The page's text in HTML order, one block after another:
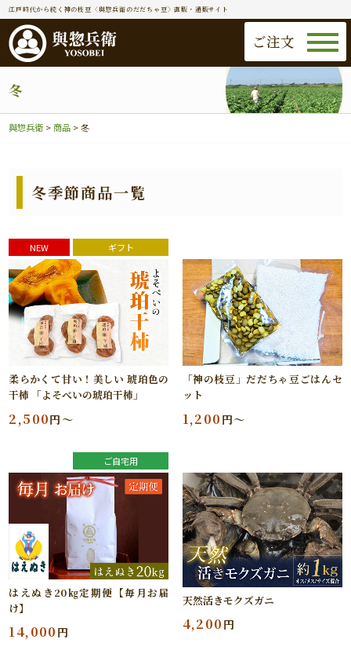
江戸時代から続く神の枝豆〈與惣兵衛のだだちゃ豆〉直販・通販サイト
ご注文
冬
與惣兵衛 >商品 >冬
冬季節商品一覧
NEW ギフト
柔らかくて甘い！美しい 琥珀色の
干柿 「よそべいの琥珀干柿」
2,500円～
「神の枝豆」だだちゃ豆ごはんセ
ット
1,200円～
ご自宅用
はえぬき20㎏定期便【毎月お届
け】
14,000円
天然活きモクズガニ
4,200円